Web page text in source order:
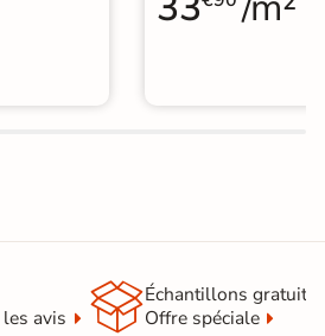
avis
Échantillons gratuit
Offre spéciale